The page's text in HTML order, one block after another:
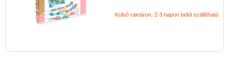
Külső raktáron, 2-3 napon belül szállítható